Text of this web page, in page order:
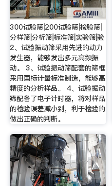
300试验筛|200试验筛|检验筛|
分样筛|分析筛|标准筛|实验筛|验
2、试验振动筛采用先进的动力
发生器，能够发出多元高频振
动。 3、试验振动筛配套的筛框
采用国标计量标准制造，能够高
精度的分析样品。 4、试验振动
筛配备了电子计时器，将对样品
的检验误差减小到，利于检验的
做出正确的判断。